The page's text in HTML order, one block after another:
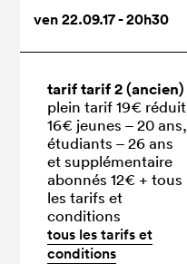
ven 22.09.17 - 20h30
tarif tarif 2 (ancien)
plein tarif 19€ réduit
16€ jeunes – 20 ans,
étudiants – 26 ans
et supplémentaire
abonnés 12€ + tous
les tarifs et
conditions
tous les tarifs et
conditions